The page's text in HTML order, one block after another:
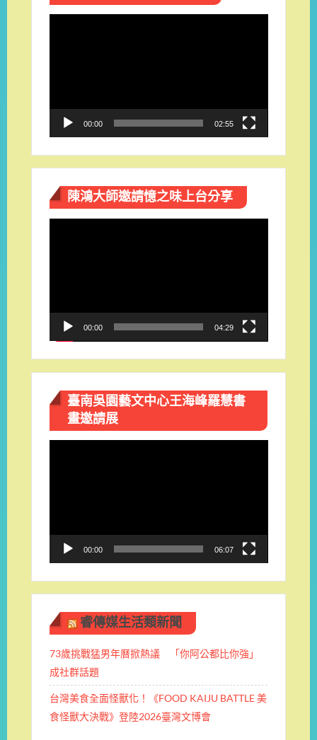
00:00 02:55
陳鴻大師邀請憶之味上台分享
00:00 04:29
臺南吳園藝文中心王海峰羅慧書
畫邀請展
00:00 06:07
睿傳媒生活類新聞
73歲挑戰猛男年曆掀熱議 「你阿公都比你強」
成社群話題
台灣美食全面怪獸化！《FOOD KAIJU BATTLE 美
食怪獸大決戰》登陸2026臺灣文博會